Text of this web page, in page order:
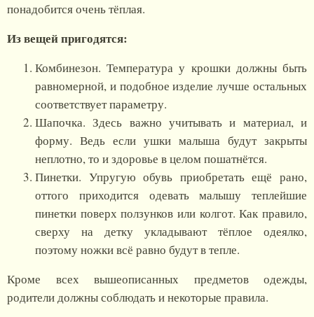
понадобится очень тёплая.
Из вещей пригодятся:
Комбинезон. Температура у крошки должны быть
равномерной, и подобное изделие лучше остальных
соответствует параметру.
Шапочка. Здесь важно учитывать и материал, и
форму. Ведь если ушки малыша будут закрыты
неплотно, то и здоровье в целом пошатнётся.
Пинетки. Упругую обувь приобретать ещё рано,
оттого приходится одевать малышу теплейшие
пинетки поверх ползунков или колгот. Как правило,
сверху на детку укладывают тёплое одеялко,
поэтому ножки всё равно будут в тепле.
Кроме всех вышеописанных предметов одежды,
родители должны соблюдать и некоторые правила.